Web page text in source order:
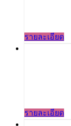
รายละเอียด
รายละเอียด